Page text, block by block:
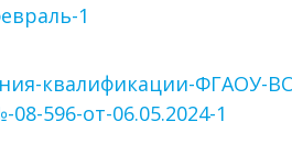
1
квалификации-ФГАОУ-
596-от-06.05.2024-1